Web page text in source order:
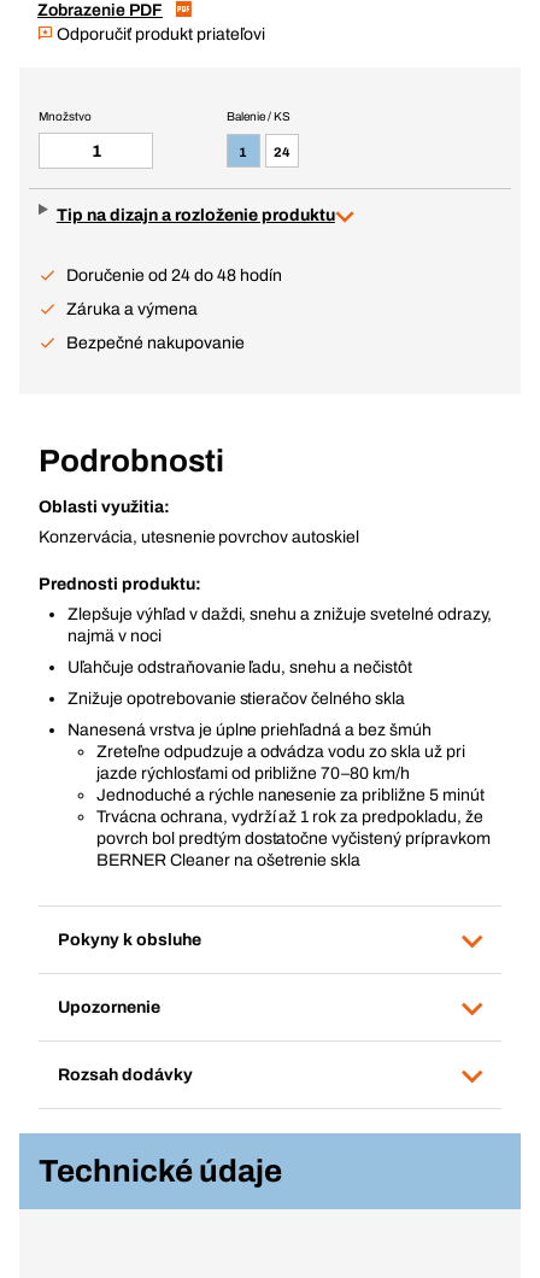
Zobrazenie PDF
Odporučiť produkt priateľovi
Balenie / KS
1 24
Množstvo
Tip na dizajn a rozloženie produktu
Doručenie od 24 do 48 hodín
Záruka a výmena
Bezpečné nakupovanie
Podrobnosti
Oblasti využitia:
Konzervácia, utesnenie povrchov autoskiel
Prednosti produktu:
Zlepšuje výhľad v daždi, snehu a znižuje svetelné odrazy,
najmä v noci
Uľahčuje odstraňovanie ľadu, snehu a nečistôt
Znižuje opotrebovanie stieračov čelného skla
Nanesená vrstva je úplne priehľadná a bez šmúh
Zreteľne odpudzuje a odvádza vodu zo skla už pri
jazde rýchlosťami od približne 70–80 km/h
Jednoduché a rýchle nanesenie za približne 5 minút
Trvácna ochrana, vydrží až 1 rok za predpokladu, že
povrch bol predtým dostatočne vyčistený prípravkom
BERNER Cleaner na ošetrenie skla
Pokyny k obsluhe
Upozornenie
Rozsah dodávky
Technické údaje